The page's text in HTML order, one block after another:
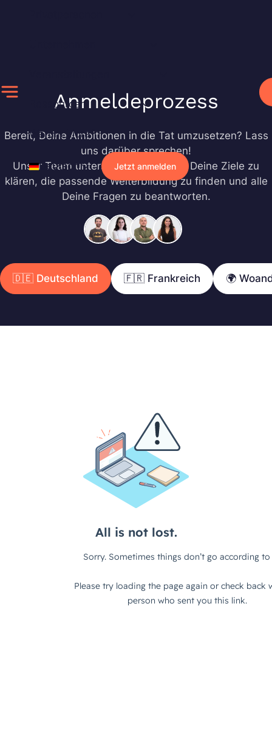
Ressourcen
Warum Liora?
Deutsch Jetzt anmelden
Anmeldeprozess
Bereit, Deine Ambitionen in die Tat umzusetzen? Lass
uns darüber sprechen!
Unser Team unterstützt Dich dabei, Deine Ziele zu
klären, die passende Weiterbildung zu finden und alle
Deine Fragen zu beantworten.
🇩🇪 Deutschland 🇫🇷 Frankreich 🌍